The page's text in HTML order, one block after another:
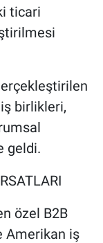
ticari
birlikleri,
geldi.
özel B2B
Amerikan iş